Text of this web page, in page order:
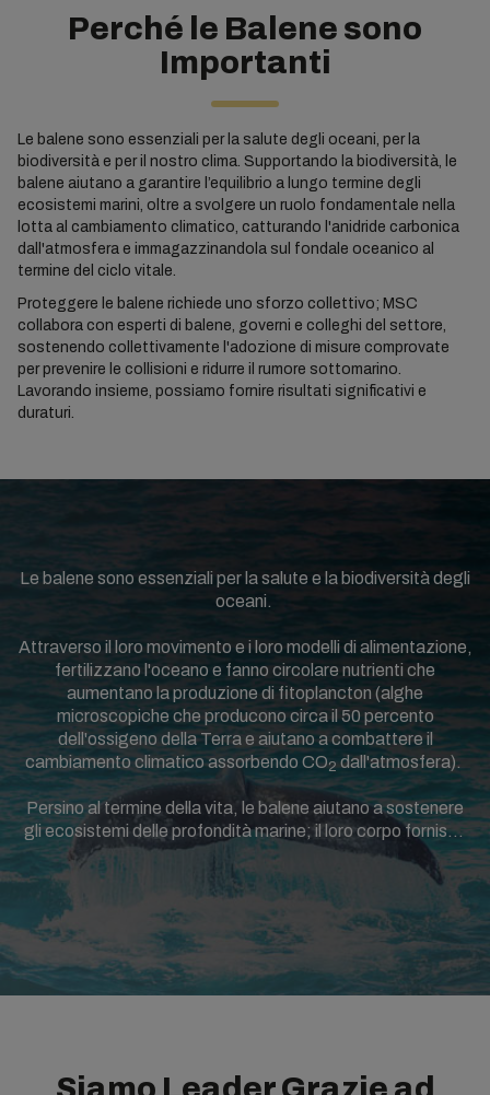
Perché le Balene sono
Importanti
Le balene sono essenziali per la salute degli oceani, per la
biodiversità e per il nostro clima. Supportando la biodiversità, le
balene aiutano a garantire l’equilibrio a lungo termine degli
ecosistemi marini, oltre a svolgere un ruolo fondamentale nella
lotta al cambiamento climatico, catturando l'anidride carbonica
dall'atmosfera e immagazzinandola sul fondale oceanico al
termine del ciclo vitale.
Proteggere le balene richiede uno sforzo collettivo; MSC
collabora con esperti di balene, governi e colleghi del settore,
sostenendo collettivamente l'adozione di misure comprovate
per prevenire le collisioni e ridurre il rumore sottomarino.
Lavorando insieme, possiamo fornire risultati significativi e
duraturi.
Le balene sono essenziali per la salute e la biodiversità degli
oceani.
Attraverso il loro movimento e i loro modelli di alimentazione,
fertilizzano l'oceano e fanno circolare nutrienti che
aumentano la produzione di fitoplancton (alghe
microscopiche che producono circa il 50 percento
dell'ossigeno della Terra e aiutano a combattere il
cambiamento climatico assorbendo CO2dall'atmosfera).
Persino al termine della vita, le balene aiutano a sostenere
gli ecosistemi delle profondità marine; il loro corpo fornisce
nutrienti vitali per altre specie marine, mentre il carbonio che
immagazzinano rimane sul fondale oceanico per secoli.